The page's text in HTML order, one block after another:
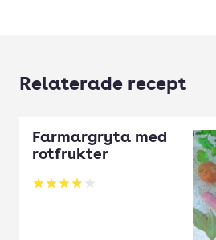
Relaterade recept
Farmargryta med
rotfrukter
Betyg: 3.86 av 5